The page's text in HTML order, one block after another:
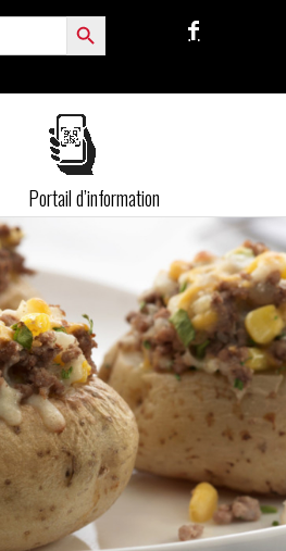
Search Button
Portail d’information